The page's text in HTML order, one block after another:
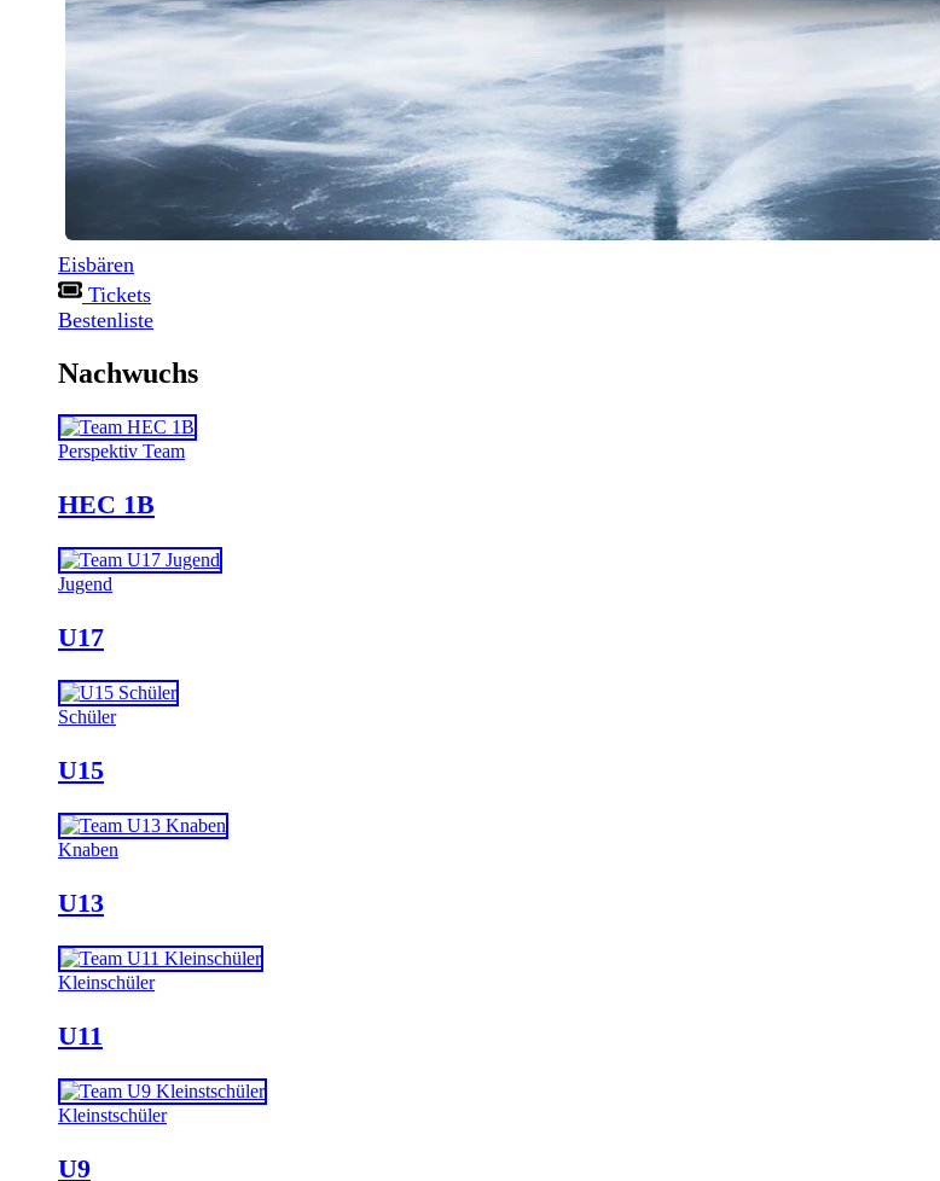
Eisbären
Tickets
Bestenliste
Nachwuchs
Perspektiv Team
HEC 1B
Jugend
U17
Schüler
U15
Knaben
U13
Kleinschüler
U11
Kleinstschüler
U9